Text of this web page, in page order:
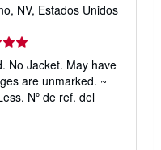
NV, Estados Unidos
No Jacket. May have
are unmarked. ~
Nº de ref. del